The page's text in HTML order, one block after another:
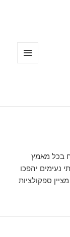
בכל מאמץ
נעימים יהפכו
ספקולציות